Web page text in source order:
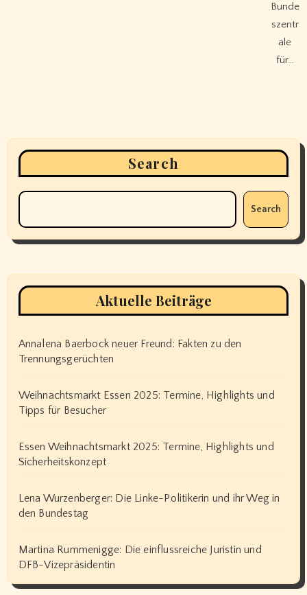
Bunde
szentr
ale
für…
Search
Search
Aktuelle Beiträge
Annalena Baerbock neuer Freund: Fakten zu den
Trennungsgerüchten
Weihnachtsmarkt Essen 2025: Termine, Highlights und
Tipps für Besucher
Essen Weihnachtsmarkt 2025: Termine, Highlights und
Sicherheitskonzept
Lena Wurzenberger: Die Linke-Politikerin und ihr Weg in
den Bundestag
Martina Rummenigge: Die einflussreiche Juristin und
DFB-Vizepräsidentin